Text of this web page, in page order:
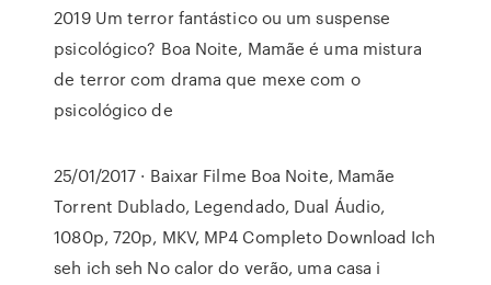
2019 Um terror fantástico ou um suspense
psicológico? Boa Noite, Mamãe é uma mistura
de terror com drama que mexe com o
psicológico de
25/01/2017 · Baixar Filme Boa Noite, Mamãe
Torrent Dublado, Legendado, Dual Áudio,
1080p, 720p, MKV, MP4 Completo Download Ich
seh ich seh No calor do verão, uma casa i